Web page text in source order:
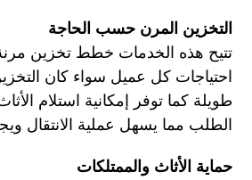
التخزين المرن حسب الحاجة
تتيح هذه الخدمات خطط تخزين
احتياجات كل عميل سواء كان
طويلة كما توفر إمكانية استلام
الطلب مما يسهل عملية الانتقال
حماية الأثاث والممتلكات